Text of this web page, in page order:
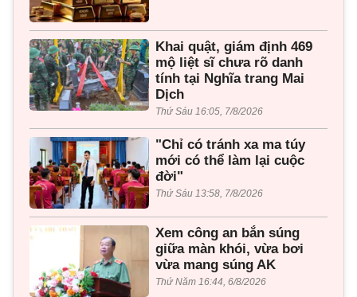
Khai quật, giám định 469
mộ liệt sĩ chưa rõ danh
tính tại Nghĩa trang Mai
Dịch
Thứ Sáu 16:05, 7/8/2026
"Chỉ có tránh xa ma túy
mới có thể làm lại cuộc
đời"
Thứ Sáu 13:58, 7/8/2026
Xem công an bắn súng
giữa màn khói, vừa bơi
vừa mang súng AK
Thứ Năm 16:44, 6/8/2026